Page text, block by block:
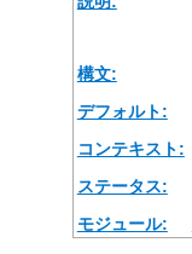
構文:
デフォルト:
コンテキスト:
ステータス:
モジュール: